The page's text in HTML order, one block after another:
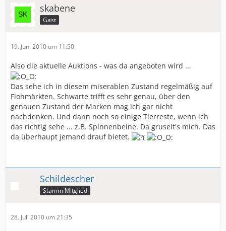
skabene
Gast
19. Juni 2010 um 11:50
Also die aktuelle Auktions - was da angeboten wird ...
Das sehe ich in diesem miserablen Zustand regelmäßig auf
Flohmärkten. Schwarte trifft es sehr genau, über den
genauen Zustand der Marken mag ich gar nicht
nachdenken. Und dann noch so einige Tierreste, wenn ich
das richtig sehe ... z.B. Spinnenbeine. Da gruselt's mich. Das
da überhaupt jemand drauf bietet.
Schildescher
Stamm Mitglied
28. Juli 2010 um 21:35